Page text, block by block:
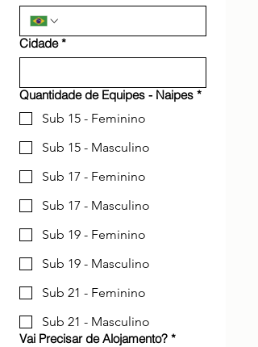
Cidade *
Quantidade de Equipes - Naipes *
Sub 15 - Feminino
Sub 15 - Masculino
Sub 17 - Feminino
Sub 17 - Masculino
Sub 19 - Feminino
Sub 19 - Masculino
Sub 21 - Feminino
Sub 21 - Masculino
Vai Precisar de Alojamento? *